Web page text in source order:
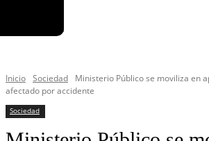
Inicio Sociedad
Ministerio Público se moviliza en
afectado por accidente
Sociedad